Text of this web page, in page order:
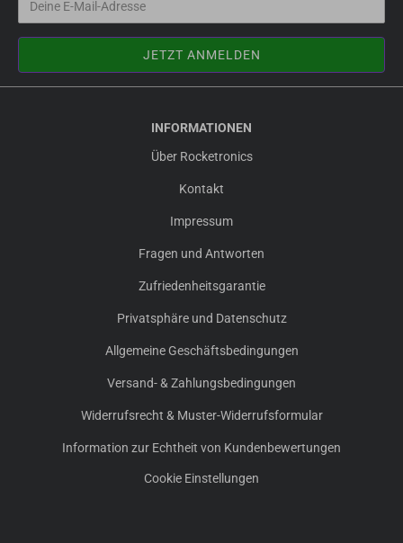
INFORMATIONEN
Über Rocketronics
Kontakt
Impressum
Fragen und Antworten
Zufriedenheitsgarantie
Privatsphäre und Datenschutz
Allgemeine Geschäftsbedingungen
Versand- & Zahlungsbedingungen
Widerrufsrecht & Muster-Widerrufsformular
Information zur Echtheit von Kundenbewertungen
Cookie Einstellungen